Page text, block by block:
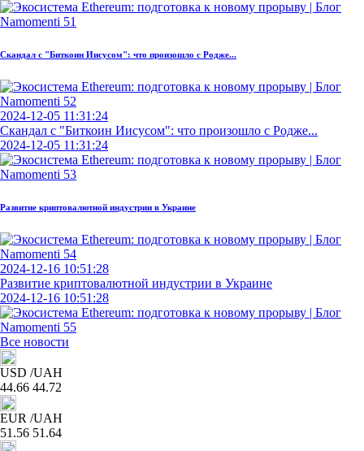
Скандал с "Биткоин Иисусом": что произошло с Родже...
2024-12-05 11:31:24
Скандал с "Биткоин Иисусом": что произошло с Родже...
2024-12-05 11:31:24
Развитие криптовалютной индустрии в Украине
2024-12-16 10:51:28
Развитие криптовалютной индустрии в Украине
2024-12-16 10:51:28
Все новости
USD /UAH
44.66 44.72
EUR /UAH
51.56 51.64